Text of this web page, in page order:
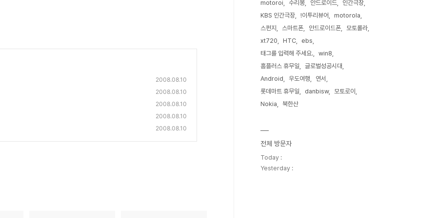
2008.08.10
2008.08.10
2008.08.10
2008.08.10
2008.08.10
motoroi 수리봉 안드로이드
인간극장
KBS 인간극장
!이투리뷰어
motorola
스펀지
스마트폰 안드로이드폰
모토롤라
xt720
HTC
ebs
태그를 입력해 주세요.
win8
홈플러스 휴무일
글로벌성공시대
Android
우도여행
연서
롯데마트 휴무일
danbisw
모토로이
Nokia
북한산
전체 방문자
Today :
Yesterday :